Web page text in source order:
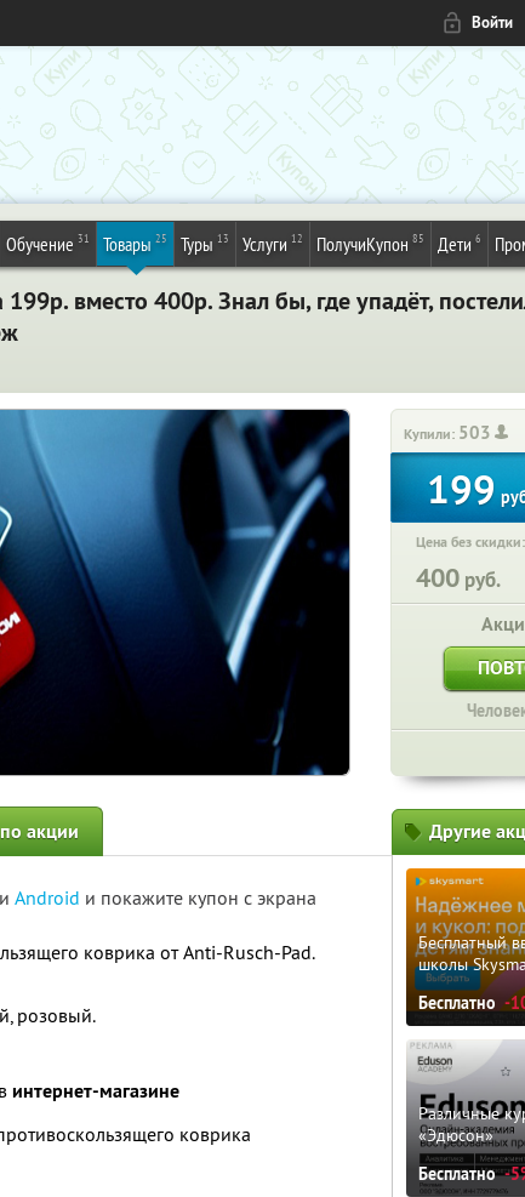
Войти
Обучение 31 Товары 25 Туры 13 Услуги 12 ПолучиКупон 85 Дети 6
вместо 400р. Знал бы, где упадёт,
Купили: 503
199
Цена без скидки:
400 руб.
акции
Android и покажите купон с экрана
коврика от Anti-Rusch-Pad.
розовый.
интернет-магазине
коврика
Другие
Бесплатный
школы
Бесплатно -
Различные
«Эдюсон»
Бесплатно -